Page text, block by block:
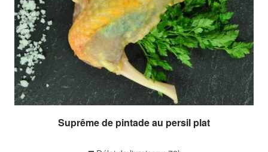
Suprême de pintade au persil plat